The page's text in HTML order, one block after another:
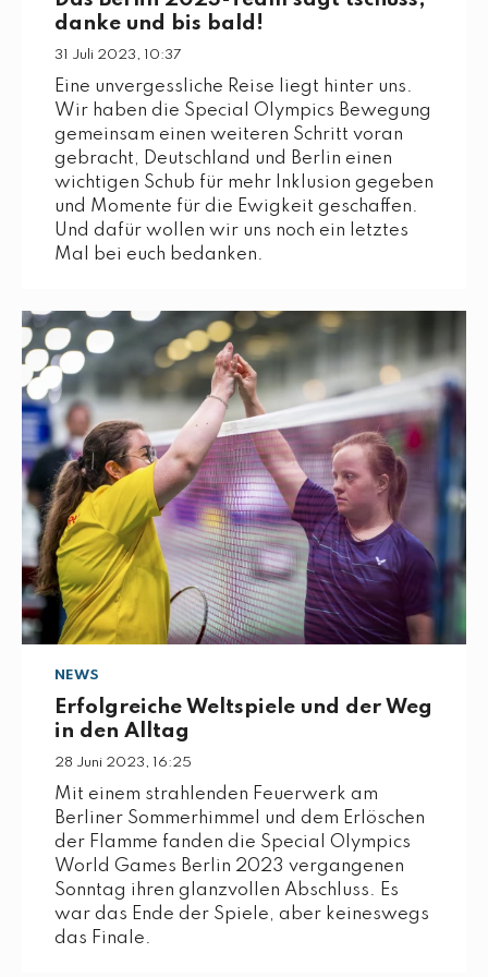
danke und bis bald!
31 Juli 2023, 10:37
Eine unvergessliche Reise liegt hinter uns.
Wir haben die Special Olympics Bewegung
gemeinsam einen weiteren Schritt voran
gebracht, Deutschland und Berlin einen
wichtigen Schub für mehr Inklusion gegeben
und Momente für die Ewigkeit geschaffen.
Und dafür wollen wir uns noch ein letztes
Mal bei euch bedanken.
NEWS
Erfolgreiche Weltspiele und der Weg
in den Alltag
28 Juni 2023, 16:25
Mit einem strahlenden Feuerwerk am
Berliner Sommerhimmel und dem Erlöschen
der Flamme fanden die Special Olympics
World Games Berlin 2023 vergangenen
Sonntag ihren glanzvollen Abschluss. Es
war das Ende der Spiele, aber keineswegs
das Finale.